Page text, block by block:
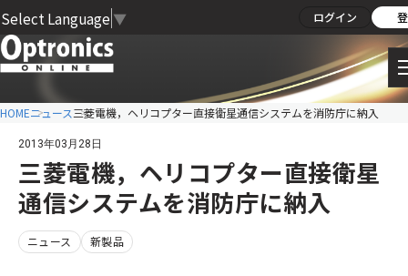
Select Language ▼ ログイン
HOMEニュース三菱電機，ヘリコプター直接衛星通信システムを消防庁に納入
2013年03月28日
三菱電機，ヘリコプター直接衛星
通信システムを消防庁に納入
ニュース 新製品